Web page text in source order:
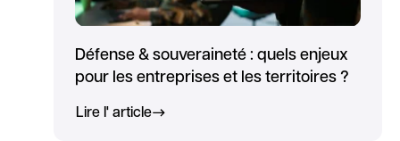
Défense & souveraineté : quels enjeux
pour les entreprises et les territoires ?
Lire l' article